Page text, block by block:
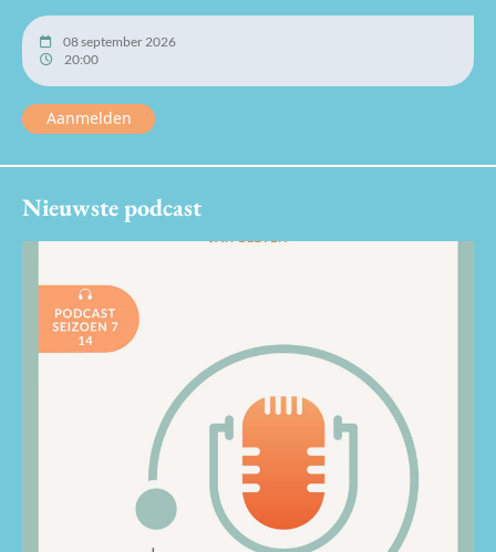
08 september 2026
20:00
Aanmelden
Nieuwste podcast